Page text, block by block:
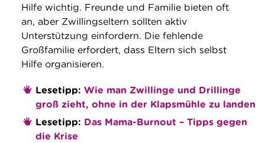
Hilfe wichtig. Freunde und Familie bieten oft
an, aber Zwillingseltern sollten aktiv
Unterstützung einfordern. Die fehlende
Großfamilie erfordert, dass Eltern sich selbst
Hilfe organisieren.
Lesetipp: Wie man Zwillinge und Drillinge
groß zieht, ohne in der Klapsmühle zu landen
Lesetipp: Das Mama-Burnout – Tipps gegen
die Krise